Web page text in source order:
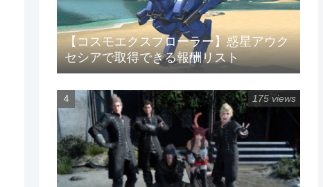
【コスモエクスプローラー】惑星アウク
セシアで取得できる報酬リスト
175 views